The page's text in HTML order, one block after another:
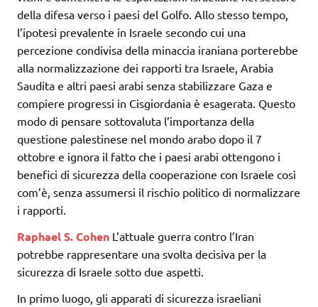
della difesa verso i paesi del Golfo. Allo stesso tempo,
l’ipotesi prevalente in Israele secondo cui una
percezione condivisa della minaccia iraniana porterebbe
alla normalizzazione dei rapporti tra Israele, Arabia
Saudita e altri paesi arabi senza stabilizzare Gaza e
compiere progressi in Cisgiordania è esagerata. Questo
modo di pensare sottovaluta l’importanza della
questione palestinese nel mondo arabo dopo il 7
ottobre e ignora il fatto che i paesi arabi ottengono i
benefici di sicurezza della cooperazione con Israele così
com’è, senza assumersi il rischio politico di normalizzare
i rapporti.
Raphael S. Cohen L’attuale guerra contro l’Iran
potrebbe rappresentare una svolta decisiva per la
sicurezza di Israele sotto due aspetti.
In primo luogo, gli apparati di sicurezza israeliani